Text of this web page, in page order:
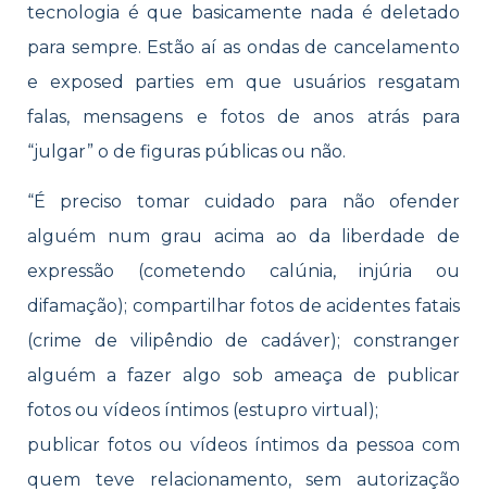
tecnologia é que basicamente nada é deletado
para sempre. Estão aí as ondas de cancelamento
e exposed parties em que usuários resgatam
falas, mensagens e fotos de anos atrás para
“julgar” o de figuras públicas ou não.
“É preciso tomar cuidado para não ofender
alguém num grau acima ao da liberdade de
expressão (cometendo calúnia, injúria ou
difamação); compartilhar fotos de acidentes fatais
(crime de vilipêndio de cadáver); constranger
alguém a fazer algo sob ameaça de publicar
fotos ou vídeos íntimos (estupro virtual);
publicar fotos ou vídeos íntimos da pessoa com
quem teve relacionamento, sem autorização